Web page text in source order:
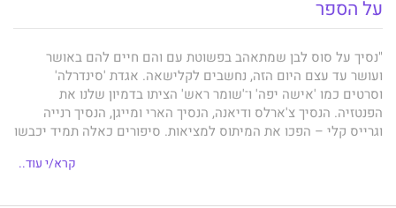
על הספר
"נסיך על סוס לבן שמתאהב בפשוטת עם והם חיים להם באושר
ועושר עד עצם היום הזה, נחשבים לקלישאה. אגדת 'סינדרלה'
וסרטים כמו 'אישה יפה' ו־'שומר ראש' הציתו בדמיון שלנו את
הפנטזיה. הנסיך צ'ארלס ודיאנה, הנסיך הארי ומייגן, הנסיך רנייה
וגרייס קלי – הפכו את המיתוס למציאות. סיפורים כאלה תמיד יכבשו
קרא/י עוד..